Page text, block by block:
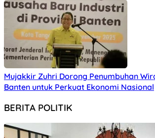
Mujakkir Zuhri Dorong Penumbuhan
Banten untuk Perkuat Ekonomi Nasional
BERITA POLITIK